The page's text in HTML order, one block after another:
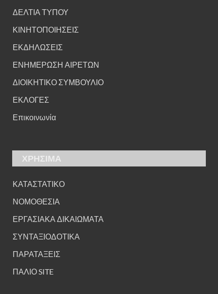
ΔΕΛΤΙΑ ΤΥΠΟΥ
ΚΙΝΗΤΟΠΟΙΗΣΕΙΣ
ΕΚΔΗΛΩΣΕΙΣ
ΕΝΗΜΕΡΩΣΗ ΑΙΡΕΤΩΝ
ΔΙΟΙΚΗΤΙΚΟ ΣΥΜΒΟΥΛΙΟ
ΕΚΛΟΓΕΣ
Επικοινωνία
ΧΡΗΣΙΜΑ
ΚΑΤΑΣΤΑΤΙΚΟ
ΝΟΜΟΘΕΣΙΑ
ΕΡΓΑΣΙΑΚΑ ΔΙΚΑΙΩΜΑΤΑ
ΣΥΝΤΑΞΙΟΔΟΤΙΚΑ
ΠΑΡΑΤΑΞΕΙΣ
ΠΑΛΙΟ SITE